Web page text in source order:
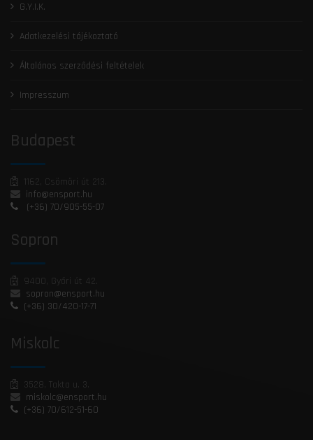
G.Y.I.K.
Adatkezelési tájékoztató
Általános szerződési feltételek
Impresszum
Budapest
1162, Csömöri út 213.
info@ensport.hu
(+36) 70/905-55-07
Sopron
9400, Győri út 42.
sopron@ensport.hu
(+36) 30/420-17-71
Miskolc
3528, Takta u. 3.
miskolc@ensport.hu
(+36) 70/612-51-60